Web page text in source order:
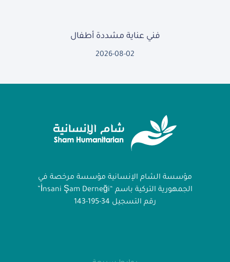
فني عناية مشددة أطفال
2026-08-02
مؤسسة الشام الإنسانية مؤسسة مرخصة في
الجمهورية التركية باسم “İnsani Şam Derneği”
رقم التسجيل 34-195-143